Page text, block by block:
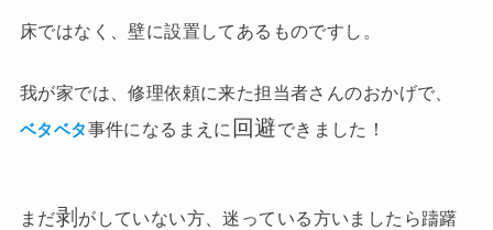
床ではなく、壁に設置してあるものですし。
我が家では、修理依頼に来た担当者さんのおかげで、
ベタベタ事件になるまえに 回避できました！
まだ剥 がしていない方、迷っている方いましたら躊躇